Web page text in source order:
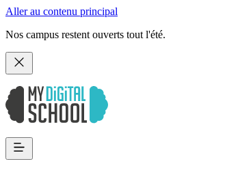
Aller au contenu principal
Nos campus restent ouverts tout l'été.